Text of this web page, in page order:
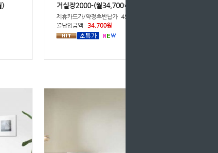
)
거실장2000-(월34,700*36개월)
제휴카드가/약정후반납가 45,100원
월납입금액
34,700원